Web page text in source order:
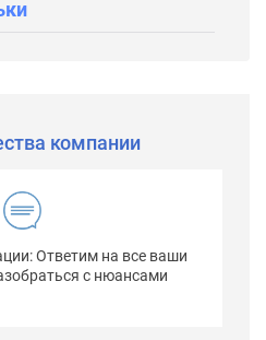
компании
Ответим на все ваши
с нюансами